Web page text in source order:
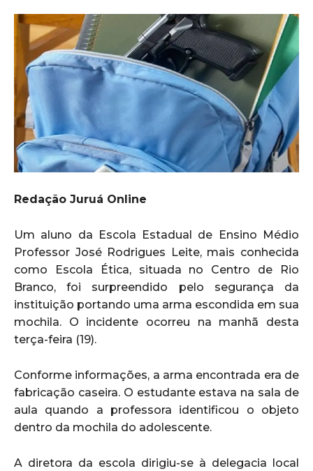
Redação Juruá Online
Um aluno da Escola Estadual de Ensino Médio
Professor José Rodrigues Leite, mais conhecida
como Escola Ética, situada no Centro de Rio
Branco, foi surpreendido pelo segurança da
instituição portando uma arma escondida em sua
mochila. O incidente ocorreu na manhã desta
terça-feira (19).
Conforme informações, a arma encontrada era de
fabricação caseira. O estudante estava na sala de
aula quando a professora identificou o objeto
dentro da mochila do adolescente.
A diretora da escola dirigiu-se à delegacia local